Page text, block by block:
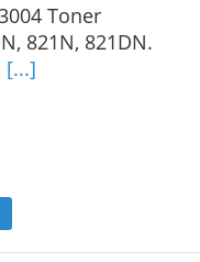
Toner
821N, 821DN.
[...]